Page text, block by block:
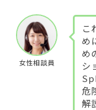
女性相談員
こ
め
め
シ
危
解